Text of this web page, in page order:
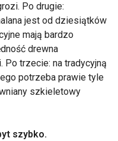
Po drugie:
jest od dziesiątków
mają bardzo
drewna
trzecie: na tradycyjną
potrzeba prawie tyle
szkieletowy
szybko.